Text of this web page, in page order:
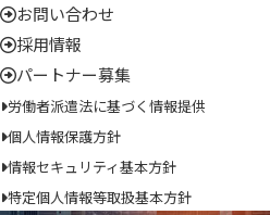
お問い合わせ
採用情報
パートナー募集
労働者派遣法に基づく情報提供
個人情報保護方針
情報セキュリティ基本方針
特定個人情報等取扱基本方針